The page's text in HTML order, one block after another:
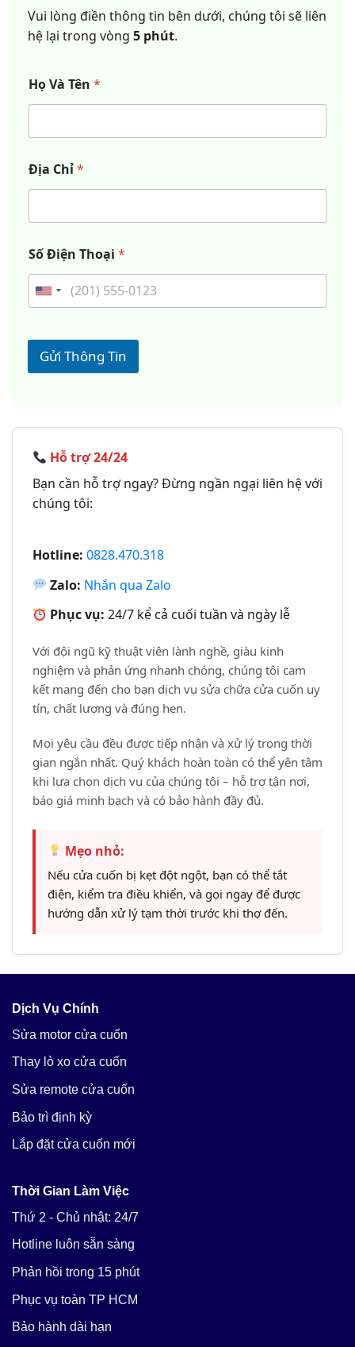
Vui lòng điền thông tin bên dưới, chúng tôi sẽ liên
hệ lại trong vòng 5 phút.
Họ Và Tên *
Địa Chỉ*
Số Điện Thoại *
Gửi Thông Tin
Hỗ trợ 24/24
Bạn cần hỗ trợ ngay? Đừng ngần ngại liên hệ với
chúng tôi:
Hotline: 0828.470.318
Zalo: Nhắn qua Zalo
Phục vụ: 24/7 kể cả cuối tuần và ngày lễ
Với đội ngũ kỹ thuật viên lành nghề, giàu kinh
nghiệm và phản ứng nhanh chóng, chúng tôi cam
kết mang đến cho bạn dịch vụ sửa chữa cửa cuốn uy
tín, chất lượng và đúng hẹn.
Mọi yêu cầu đều được tiếp nhận và xử lý trong thời
gian ngắn nhất. Quý khách hoàn toàn có thể yên tâm
khi lựa chọn dịch vụ của chúng tôi – hỗ trợ tận nơi,
báo giá minh bạch và có bảo hành đầy đủ.
Mẹo nhỏ:
Nếu cửa cuốn bị kẹt đột ngột, bạn có thể tắt
điện, kiểm tra điều khiển, và gọi ngay để được
hướng dẫn xử lý tạm thời trước khi thợ đến.
Dịch Vụ Chính
Sửa motor cửa cuốn
Thay lò xo cửa cuốn
Sửa remote cửa cuốn
Bảo trì định kỳ
Lắp đặt cửa cuốn mới
Thời Gian Làm Việc
Thứ 2 - Chủ nhật: 24/7
Hotline luôn sẵn sàng
Phản hồi trong 15 phút
Phục vụ toàn TP HCM
Bảo hành dài hạn